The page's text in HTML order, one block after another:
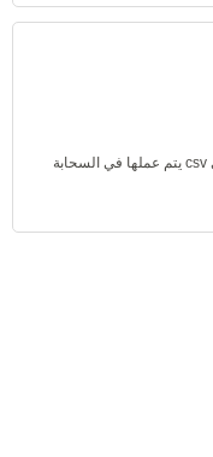
لا تحتاج إلى تثبيت أي برنامج. جميع تحويلات txt إلى csv يتم عملها في السحابة